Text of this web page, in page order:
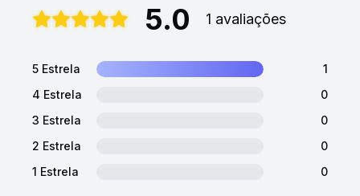
5.0 1 avaliações
5 Estrela
1
4 Estrela
0
3 Estrela
0
2 Estrela
0
1 Estrela
0